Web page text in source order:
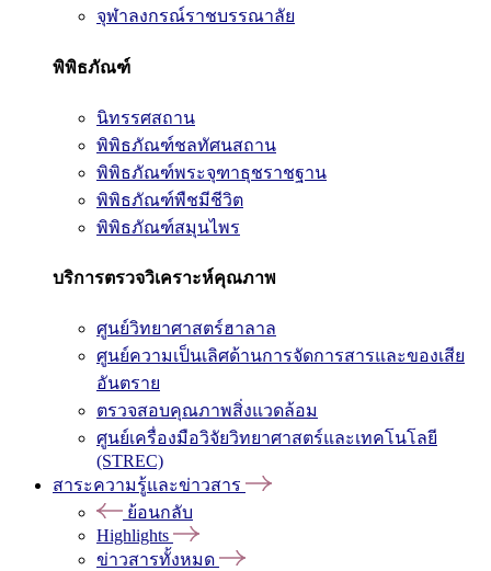
จุฬาลงกรณ์ราชบรรณาลัย
พิพิธภัณฑ์
นิทรรศสถาน
พิพิธภัณฑ์ชลทัศนสถาน
พิพิธภัณฑ์พระจุฑาธุชราชฐาน
พิพิธภัณฑ์พืชมีชีวิต
พิพิธภัณฑ์สมุนไพร
บริการตรวจวิเคราะห์คุณภาพ
ศูนย์วิทยาศาสตร์ฮาลาล
ศูนย์ความเป็นเลิศด้านการจัดการสารและของเสีย
อันตราย
ตรวจสอบคุณภาพสิ่งแวดล้อม
ศูนย์เครื่องมือวิจัยวิทยาศาสตร์และเทคโนโลยี
(STREC)
สาระความรู้และข่าวสาร
ย้อนกลับ
Highlights
ข่าวสารทั้งหมด